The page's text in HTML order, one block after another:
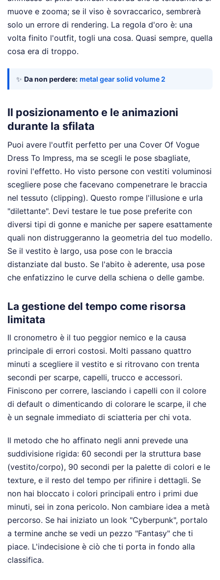
muove e zooma; se il viso è sovraccarico, sembrerà
solo un errore di rendering. La regola d'oro è: una
volta finito l'outfit, togli una cosa. Quasi sempre, quella
cosa era di troppo.
✨ Da non perdere: metal gear solid volume 2
Il posizionamento e le animazioni
durante la sfilata
Puoi avere l'outfit perfetto per una Cover Of Vogue
Dress To Impress, ma se scegli le pose sbagliate,
rovini l'effetto. Ho visto persone con vestiti voluminosi
scegliere pose che facevano compenetrare le braccia
nel tessuto (clipping). Questo rompe l'illusione e urla
"dilettante". Devi testare le tue pose preferite con
diversi tipi di gonne e maniche per sapere esattamente
quali non distruggeranno la geometria del tuo modello.
Se il vestito è largo, usa pose con le braccia
distanziate dal busto. Se l'abito è aderente, usa pose
che enfatizzino le curve della schiena o delle gambe.
La gestione del tempo come risorsa
limitata
Il cronometro è il tuo peggior nemico e la causa
principale di errori costosi. Molti passano quattro
minuti a scegliere il vestito e si ritrovano con trenta
secondi per scarpe, capelli, trucco e accessori.
Finiscono per correre, lasciando i capelli con il colore
di default o dimenticando di colorare le scarpe, il che
è un segnale immediato di sciatteria per chi vota.
Il metodo che ho affinato negli anni prevede una
suddivisione rigida: 60 secondi per la struttura base
(vestito/corpo), 90 secondi per la palette di colori e le
texture, e il resto del tempo per rifinire i dettagli. Se
non hai bloccato i colori principali entro i primi due
minuti, sei in zona pericolo. Non cambiare idea a metà
percorso. Se hai iniziato un look "Cyberpunk", portalo
a termine anche se vedi un pezzo "Fantasy" che ti
piace. L'indecisione è ciò che ti porta in fondo alla
classifica.